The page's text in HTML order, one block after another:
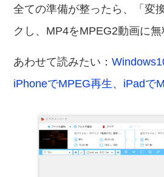
全ての準備が整ったら、「変
クし、MP4をMPEG2動画に無
あわせて読みたい：
iPhoneでMPEG再生 、 iPadで